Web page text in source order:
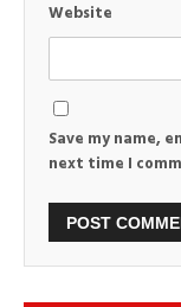
Website
Save my name,
next time I